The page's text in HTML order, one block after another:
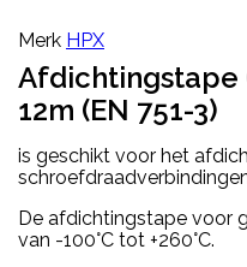
Merk HPX
Afdichtingstape
12m (EN 751-3)
is geschikt voor het
De afdichtingstape voor
van -100°C tot +260°C.